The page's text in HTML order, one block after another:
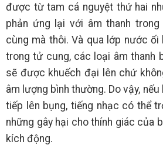
được từ tam cá nguyệt thứ hai
phản ứng lại với âm thanh
cùng mà thôi. Và qua lớp nước ối
trong tử cung, các loại âm thanh
sẽ được khuếch đại lên chứ
âm lượng bình thường. Do vậy,
tiếp lên bụng, tiếng nhạc có thể
những gây hại cho thính giác của
kích động.